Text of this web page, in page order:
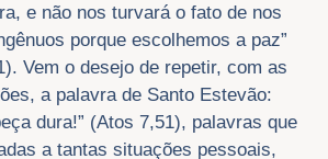
e não nos turvará o fato de nos
porque escolhemos a paz”
Vem o desejo de repetir, com as
a palavra de Santo Estevão:
dura!” (Atos 7,51), palavras que
a tantas situações pessoais,